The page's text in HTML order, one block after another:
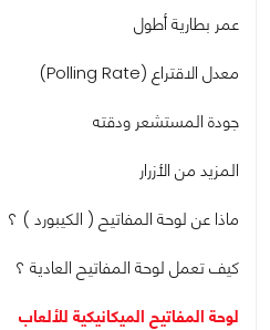
عمر بطارية أطول
معدل الاقتراع (Polling Rate)
جودة المستشعر ودقته
المزيد من الأزرار
ماذا عن لوحة المفاتيح ( الكيبورد ) ؟
كيف تعمل لوحة المفاتيح العادية ؟
لوحة المفاتيح الميكانيكية للألعاب